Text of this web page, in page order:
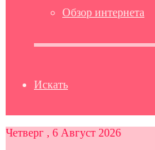
Обзор интернета
Искать
Четверг , 6 Август 2026